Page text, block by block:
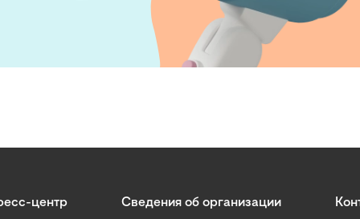
центр Сведения об организации